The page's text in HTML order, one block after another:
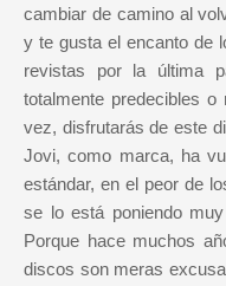
cambiar de camino al
y te gusta el encanto de
revistas por la última
totalmente predecibles
vez, disfrutarás de este
Jovi, como marca, ha
estándar, en el peor de
se lo está poniendo
Porque hace muchos
discos son meras